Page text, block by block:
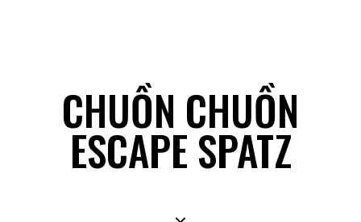
CHUỒN CHUỒN
ESCAPE SPATZ